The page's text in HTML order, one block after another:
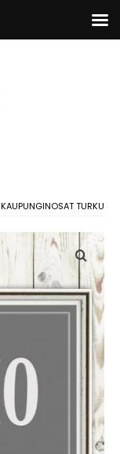
KAUPUNGINOSAT TURKU